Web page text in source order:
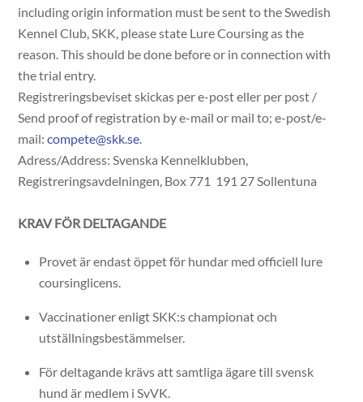
including origin information must be sent to the Swedish
Kennel Club, SKK, please state Lure Coursing as the
reason. This should be done before or in connection with
the trial entry.
Registreringsbeviset skickas per e-post eller per post /
Send proof of registration by e-mail or mail to; e-post/e-
mail:compete@skk.se.
Adress/Address: Svenska Kennelklubben,
Registreringsavdelningen, Box 771 191 27 Sollentuna
KRAV FÖR DELTAGANDE
Provet är endast öppet för hundar med officiell lure
coursinglicens.
Vaccinationer enligt SKK:s championat och
utställningsbestämmelser.
För deltagande krävs att samtliga ägare till svensk
hund är medlem i SvVK.